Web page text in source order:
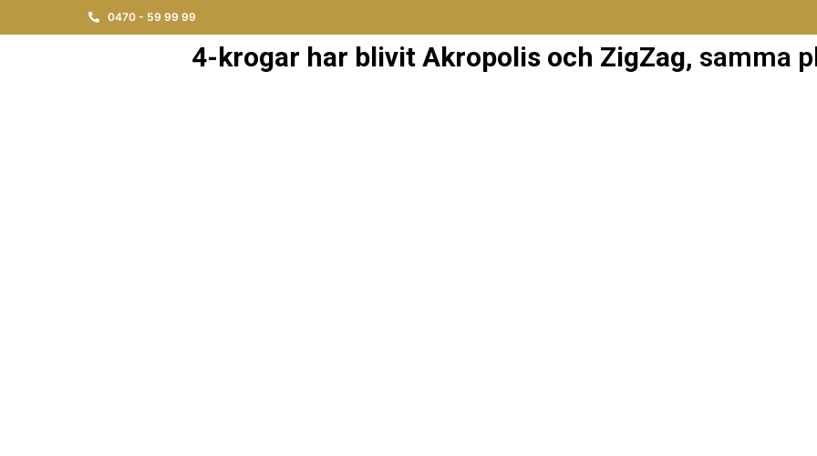
0470 - 59 99 99
4-krogar har blivit Akropolis och ZigZag, samma